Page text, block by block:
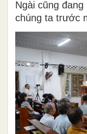
Ngài cũng
chúng ta trước